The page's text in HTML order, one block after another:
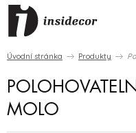
Úvodní stránka Produkty
MOLO